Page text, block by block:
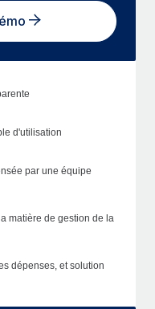
d'utilisation
par une équipe
matière de gestion de la
dépenses, et solution